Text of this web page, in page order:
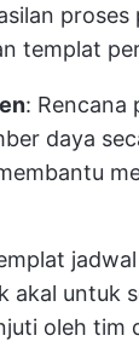
templat
: Rencana
daya
akal untuk
oleh tim